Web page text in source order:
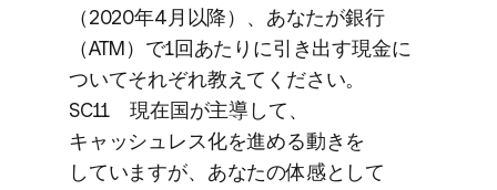
（2020年4月以降）、​あなたが​銀行
（ATM）で​1回あたりに​引き出す現金に​
ついて​それぞれ教えてください。
SC11 現在国が​主導して、​
キャッシュレス化を​進める​動きを​
していますが、​あなたの​体感と​して​